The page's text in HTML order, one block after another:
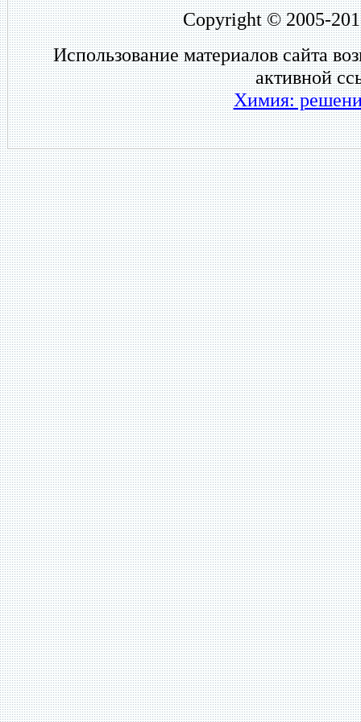
Copyright © 2005-
Использование материалов сайта
активной
Химия: